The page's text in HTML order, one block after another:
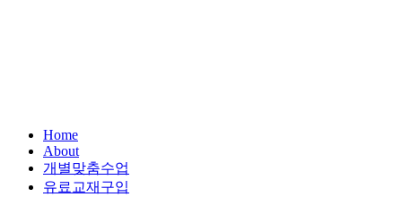
Home
About
개별맞춤수업
유료교재구입